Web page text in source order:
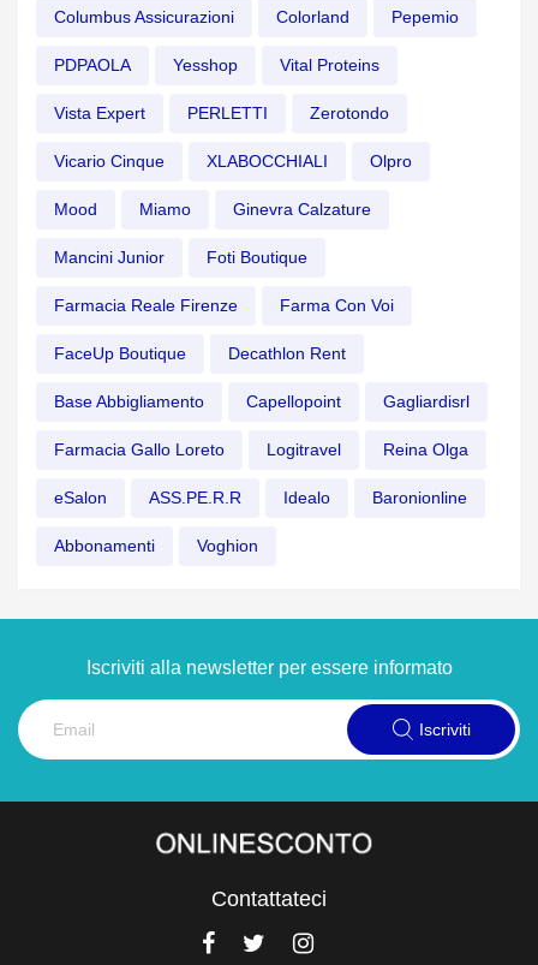
Columbus Assicurazioni Colorland Pepemio
PDPAOLA Yesshop Vital Proteins
Vista Expert PERLETTI Zerotondo
Vicario Cinque XLABOCCHIALI Olpro
Mood Miamo Ginevra Calzature
Mancini Junior Foti Boutique
Farmacia Reale Firenze Farma Con Voi
FaceUp Boutique Decathlon Rent
Base Abbigliamento Capellopoint Gagliardisrl
Farmacia Gallo Loreto Logitravel Reina Olga
eSalon ASS.PE.R.R Idealo Baronionline
Abbonamenti Voghion
Iscriviti alla newsletter per essere informato
Iscriviti
Contattateci